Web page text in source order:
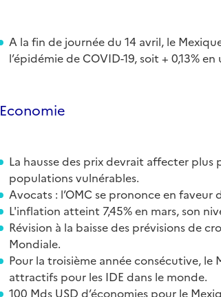
A la fin de journée du 14 avril, le
l’épidémie de COVID-19, soit + 0,13% en
Economie
La hausse des prix devrait affecter
populations vulnérables.
Avocats : l’OMC se prononce en faveur
L'inflation atteint 7,45% en mars, son
Révision à la baisse des prévisions de
Mondiale.
Pour la troisième année consécutive, le
attractifs pour les IDE dans le monde.
100 Mds USD d’économies pour le